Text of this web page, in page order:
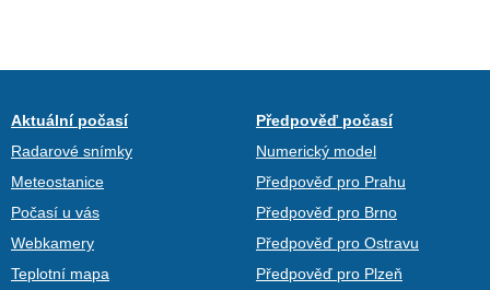
Aktuální počasí
Radarové snímky
Meteostanice
Počasí u vás
Webkamery
Teplotní mapa
Předpověď počasí
Numerický model
Předpověď pro Prahu
Předpověď pro Brno
Předpověď pro Ostravu
Předpověď pro Plzeň